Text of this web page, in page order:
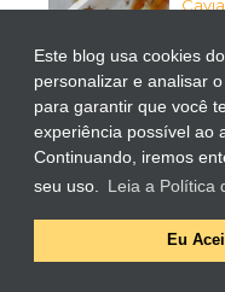
Este blog usa cookies
personalizar e analisar
para garantir que você
experiência possível ao
Continuando, iremos
seu uso.
Leia a Política
Eu
Olá
Tudo
com vocês? Espero que
da
por
apresentado neste post
Template porElaine